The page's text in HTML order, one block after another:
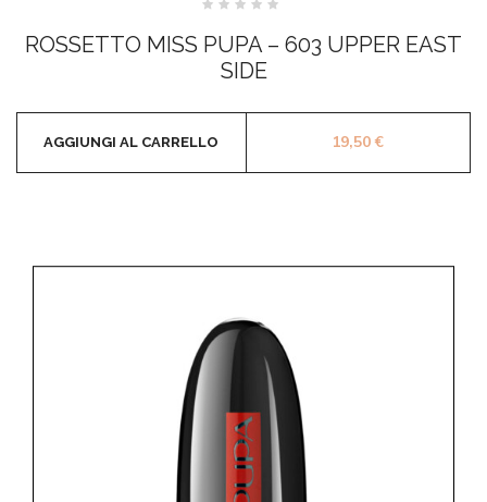
su
5
ROSSETTO MISS PUPA – 603 UPPER EAST
SIDE
19,50€
AGGIUNGI AL CARRELLO